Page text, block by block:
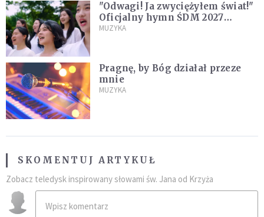
"Odwagi! Ja zwyciężyłem świat!"
Oficjalny hymn ŚDM 2027
zaprezentowany
MUZYKA
Pragnę, by Bóg działał przeze
mnie
MUZYKA
SKOMENTUJ ARTYKUŁ
Zobacz teledysk inspirowany słowami św. Jana od Krzyża